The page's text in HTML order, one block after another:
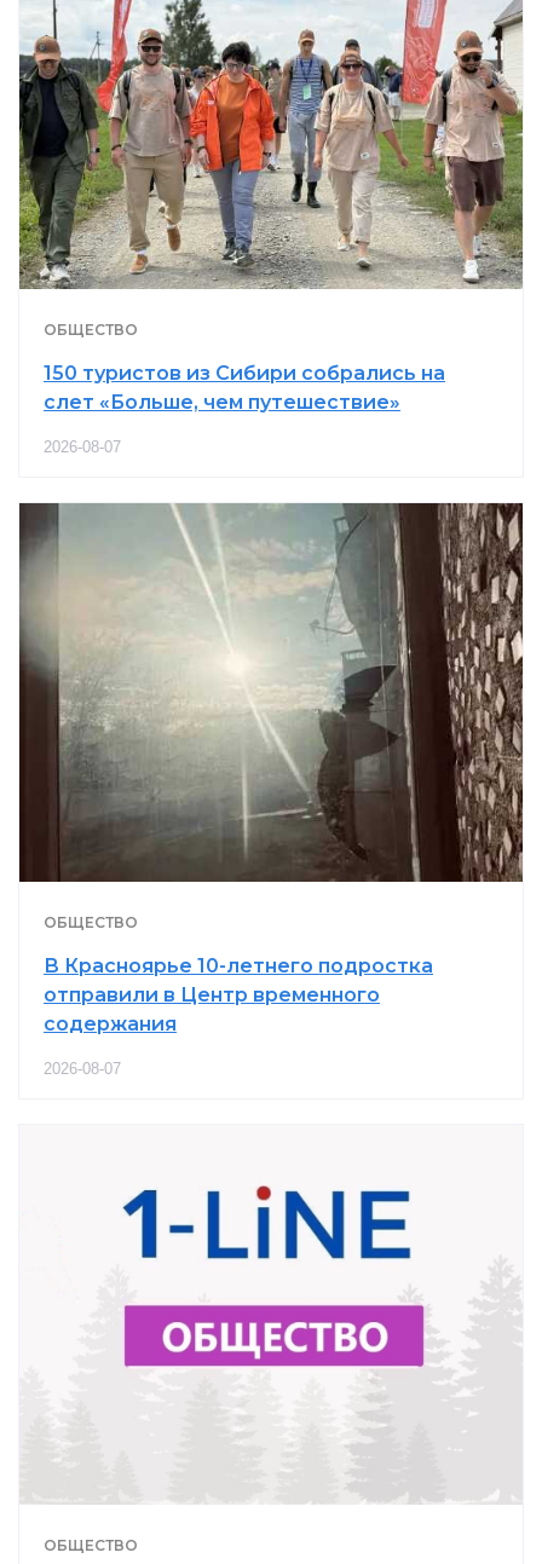
ОБЩЕСТВО
150 туристов из Сибири собрались на
слет «Больше, чем путешествие»
2026-08-07
ОБЩЕСТВО
В Красноярье 10-летнего подростка
отправили в Центр временного
содержания
2026-08-07
ОБЩЕСТВО